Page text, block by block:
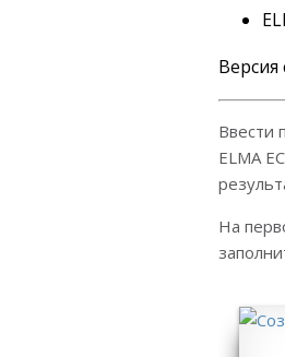
Версия
Ввести
ELMA
На